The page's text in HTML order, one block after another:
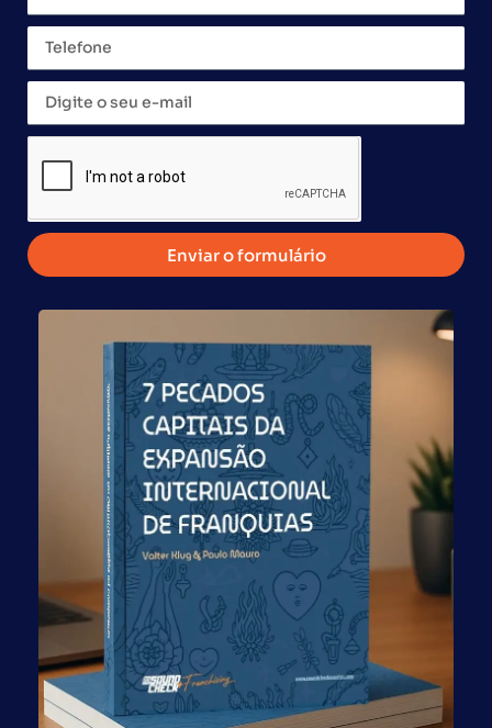
Global Franchise
A Global Franchise desenvolve soluções práticas e
inovadoras, por meio de uma metodologia eficiente
objetivando elevar o potencial de sucesso de seus
clientes.
Filial SP:
Av.Pres. Juscelino Kubitschek, 1327-4o.and-Itaim Bibi-
contato@globalfranchise.com.br
(11) 98181-0343
Filial EUA:
66 W Flager Street – 9th Floor, FL 33130 USA
+1 (786) 704-8977
Atendimento
Contato
contato@globalfranchise.com.br
Enviar o formulário